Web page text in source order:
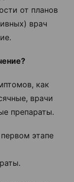
от планов
врач
как
врачи
препараты.
этапе